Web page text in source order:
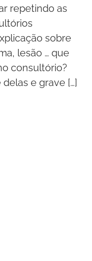
repetindo as
sobre
lesão … que
consultório?
e grave […]